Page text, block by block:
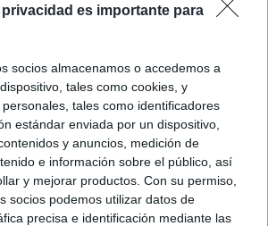
es importante para
socios almacenamos o accedemos a
tales como cookies, y
tales como identificadores
estándar enviada por un dispositivo,
y anuncios, medición de
e información sobre el público, así
y mejorar productos. Con su permiso,
socios podemos utilizar datos de
precisa e identificación mediante las